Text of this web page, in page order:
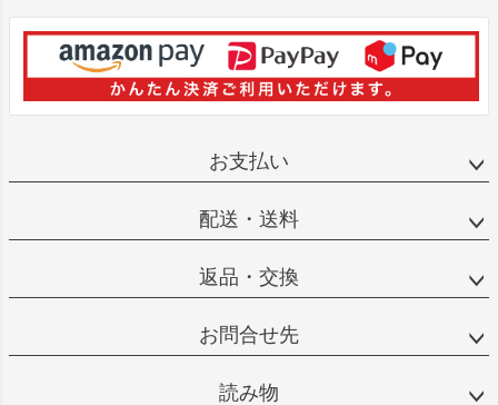
お支払い
配送・送料
返品・交換
お問合せ先
読み物